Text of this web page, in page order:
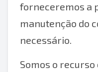
forneceremos a
manutenção do
necessário.
Somos o